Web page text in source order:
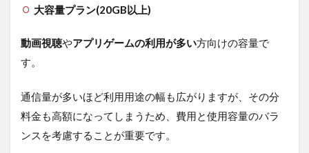
大容量プラン(20GB以上)
動画視聴やアプリゲームの利用が多い方向けの容量で
す。
通信量が多いほど利用用途の幅も広がりますが、その分
料金も高額になってしまうため、費用と使用容量のバラ
ンスを考慮することが重要です。